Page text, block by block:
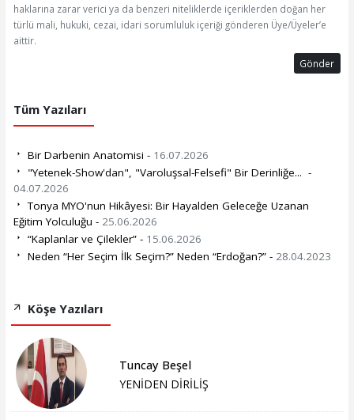
haklarına zarar verici ya da benzeri niteliklerde içeriklerden doğan her
türlü mali, hukuki, cezai, idari sorumluluk içeriği gönderen Üye/Üyeler’e
aittir.
Gönder
Tüm Yazıları
Bir Darbenin Anatomisi - 16.07.2026
"Yetenek-Show'dan", "Varoluşsal-Felsefi" Bir Derinliğe... -
04.07.2026
Tonya MYO'nun Hikâyesi: Bir Hayalden Geleceğe Uzanan
Eğitim Yolculuğu - 25.06.2026
“Kaplanlar ve Çilekler” - 15.06.2026
Neden “Her Seçim İlk Seçim?” Neden “Erdoğan?” - 28.04.2023
Köşe Yazıları
Tuncay Beşel
YENİDEN DİRİLİŞ